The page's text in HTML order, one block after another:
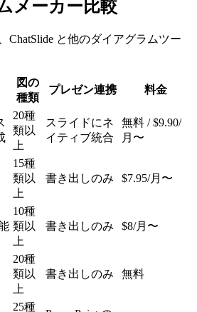
メーカー比較
ChatSlide と他のダイアグラムツー
図の
種類
プレゼン連携 料金
20種
類以
上
スライドにネ
イティブ統合
無料 / $9.90/
月〜
15種
類以
上
書き出しのみ $7.95/月〜
10種
類以
上
書き出しのみ $8/月〜
20種
類以
上
書き出しのみ 無料
25種